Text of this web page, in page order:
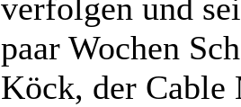
verfolgen und
paar Wochen
Köck, der Cable